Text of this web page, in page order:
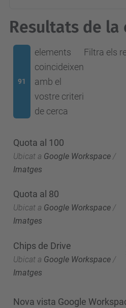
Resultats de la
91
elements
coincideixen
amb el
vostre criteri
de cerca
Filtra els
Quota al 100
Ubicat a Google Workspace /
Imatges
Quota al 80
Ubicat a Google Workspace /
Imatges
Chips de Drive
Ubicat a Google Workspace /
Imatges
Nova vista Google